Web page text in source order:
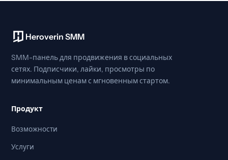
Heroverin SMM
SMM-панель для продвижения в социальных
сетях. Подписчики, лайки, просмотры по
минимальным ценам с мгновенным стартом.
Продукт
Возможности
Услуги